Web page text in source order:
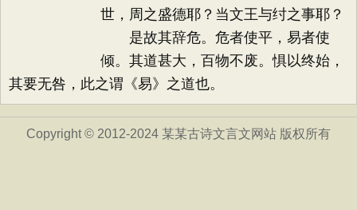
世，周之盛德耶？当文王与纣之事耶？
是故其辞危。危者使平，易者使
倾。其道甚大，百物不废。惧以终始，
其要无咎，此之谓《易》之道也。
Copyright © 2012-2024 某某古诗文言文网站 版权所有